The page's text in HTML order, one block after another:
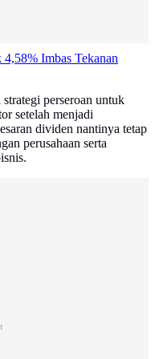
Imbas Tekanan
perseroan untuk
setelah menjadi
dividen nantinya tetap
perusahaan serta